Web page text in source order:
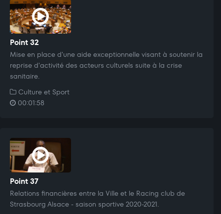
Point 32
Mise en place d'une aide exceptionnelle visant à soutenir la
reprise d'activité des acteurs culturels suite à la crise
sanitaire.
Culture et Sport
00:01:58
Point 37
Relations financières entre la Ville et le Racing club de
Strasbourg Alsace - saison sportive 2020-2021.